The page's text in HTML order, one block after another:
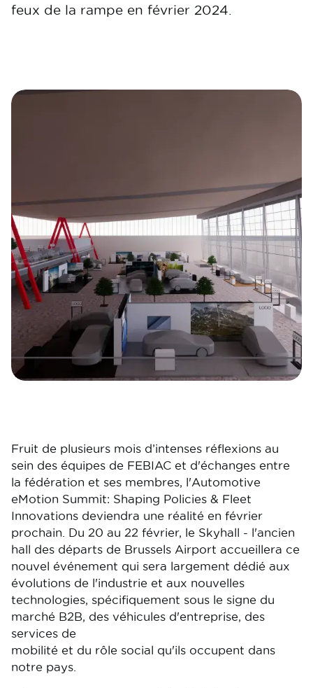
feux de la rampe en février 2024.
Fruit de plusieurs mois d’intenses réflexions au
sein des équipes de FEBIAC et d'échanges entre
la fédération et ses membres, l'Automotive
eMotion Summit: Shaping Policies & Fleet
Innovations deviendra une réalité en février
prochain. Du 20 au 22 février, le Skyhall - l'ancien
hall des départs de Brussels Airport accueillera ce
nouvel événement qui sera largement dédié aux
évolutions de l'industrie et aux nouvelles
technologies, spécifiquement sous le signe du
marché B2B, des véhicules d'entreprise, des
services de
mobilité et du rôle social qu'ils occupent dans
notre pays.